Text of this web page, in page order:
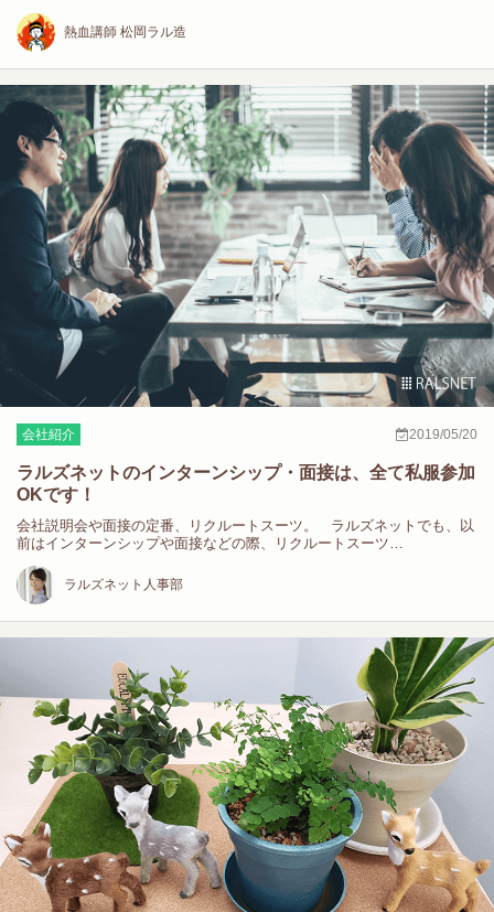
熱血講師 松岡ラル造
会社紹介 2019/05/20
ラルズネットのインターンシップ・面接は、全て私服参加
OKです！
会社説明会や面接の定番、リクルートスーツ。 ラルズネットでも、以
前はインターンシップや面接などの際、リクルートスーツ…
ラルズネット人事部